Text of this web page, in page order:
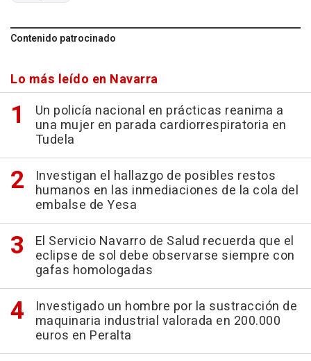
Contenido patrocinado
Lo más leído en Navarra
Un policía nacional en prácticas reanima a
una mujer en parada cardiorrespiratoria en
Tudela
Investigan el hallazgo de posibles restos
humanos en las inmediaciones de la cola del
embalse de Yesa
El Servicio Navarro de Salud recuerda que el
eclipse de sol debe observarse siempre con
gafas homologadas
Investigado un hombre por la sustracción de
maquinaria industrial valorada en 200.000
euros en Peralta